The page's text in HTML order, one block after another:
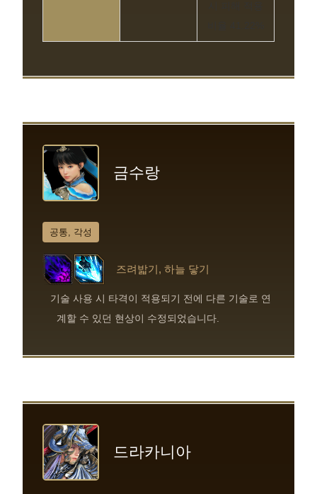
금수랑
공통, 각성
즈려밟기, 하늘 닿기
기술 사용 시 타격이 적용되기 전에 다른 기술로 연
계할 수 있던 현상이 수정되었습니다.
드라카니아